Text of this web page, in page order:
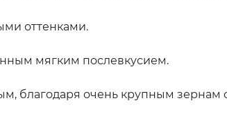
оттенками.
мягким послевкусием.
благодаря очень крупным